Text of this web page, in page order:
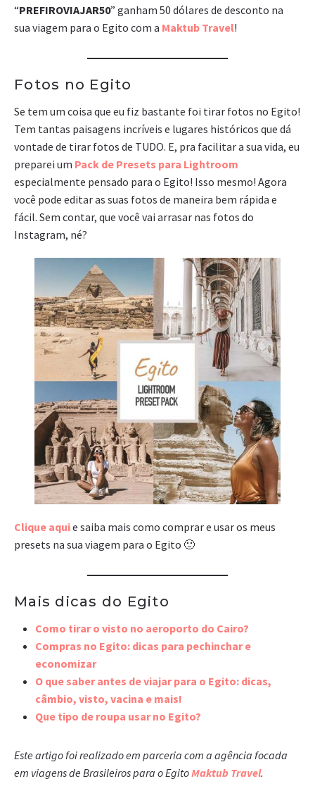
“PREFIROVIAJAR50” ganham 50 dólares de desconto na
sua viagem para o Egito com a Maktub Travel!
Fotos no Egito
Se tem um coisa que eu fiz bastante foi tirar fotos no Egito!
Tem tantas paisagens incríveis e lugares históricos que dá
vontade de tirar fotos de TUDO. E, pra facilitar a sua vida, eu
preparei um Pack de Presets para Lightroom
especialmente pensado para o Egito! Isso mesmo! Agora
você pode editar as suas fotos de maneira bem rápida e
fácil. Sem contar, que você vai arrasar nas fotos do
Instagram, né?
Clique aquie saiba mais como comprar e usar os meus
presets na sua viagem para o Egito 🙂
Mais dicas do Egito
Como tirar o visto no aeroporto do Cairo?
Compras no Egito: dicas para pechinchar e
economizar
O que saber antes de viajar para o Egito: dicas,
câmbio, visto, vacina e mais!
Que tipo de roupa usar no Egito?
Este artigo foi realizado em parceria com a agência focada
em viagens de Brasileiros para o EgitoMaktub Travel.